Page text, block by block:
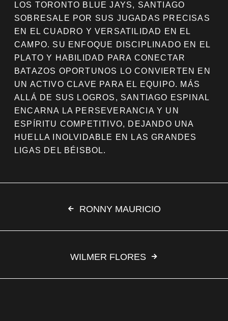
LOS TORONTO BLUE JAYS, SANTIAGO
SOBRESALE POR SUS JUGADAS PRECISAS
EN EL CUADRO Y VERSATILIDAD EN EL
CAMPO. SU ENFOQUE DISCIPLINADO EN EL
PLATO Y HABILIDAD PARA CONECTAR
BATAZOS OPORTUNOS LO CONVIERTEN EN
UN ACTIVO CLAVE PARA EL EQUIPO. MÁS
ALLÁ DE SUS LOGROS, SANTIAGO ESPINAL
ENCARNA LA PERSEVERANCIA Y UN
ESPÍRITU COMPETITIVO, DEJANDO UNA
HUELLA INOLVIDABLE EN LAS GRANDES
LIGAS DEL BÉISBOL.
RONNY MAURICIO
WILMER FLORES